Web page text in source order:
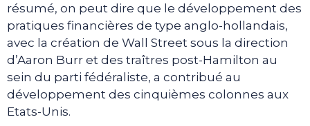
résumé, on peut dire que le développement des
pratiques financières de type anglo-hollandais,
avec la création de Wall Street sous la direction
d’Aaron Burr et des traîtres post-Hamilton au
sein du parti fédéraliste, a contribué au
développement des cinquièmes colonnes aux
Etats-Unis.